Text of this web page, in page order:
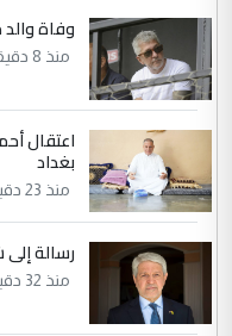
الاستماع للمدير
الموضوع :
وزير
العام في بغداد
سردار
التعليق : واحد
جنسية الرافد
ابا فرات ...
الموضوع :
مضجعيك يابن الزنا
وفاة والد ميسي
منذ 8 دقيقة
اعتقال
بغداد
منذ 23 دقيقة
رسالة
منذ 32 دقيقة